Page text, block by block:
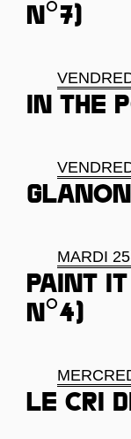
n°7)
In the
MARDI
Paint
n°4)
Le Cri